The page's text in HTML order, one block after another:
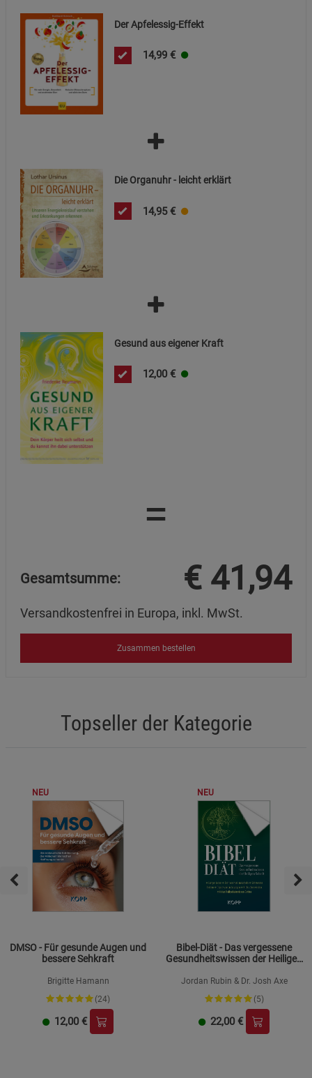
Der Apfelessig-Effekt
14,99 €
Die Organuhr - leicht erklärt
14,95 €
Gesund aus eigener Kraft
12,00 €
=
Gesamtsumme: € 41,94
Versandkostenfrei in Europa, inkl. MwSt.
Zusammen bestellen
Topseller der Kategorie
NEU
DMSO - Für gesunde Augen und
bessere Sehkraft
Brigitte Hamann
(24)
12,00 €
NEU
Bibel-Diät - Das vergessene
Gesundheitswissen der Heiligen
Jordan Rubin & Dr. Josh Axe
(5)
22,00 €
Cookie-Informationenanzeigen
Funktionale Cookies (1)
Beschreibung Funktionale Cookies
Beschreibung Statistik Cookies
Marketing Cookies (3)
Beschreibung Marketing Cookies
Datenschutzerklärung